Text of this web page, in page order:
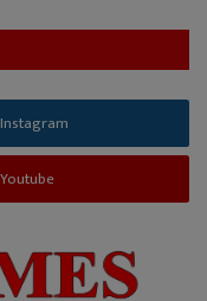
Instagram
Youtube